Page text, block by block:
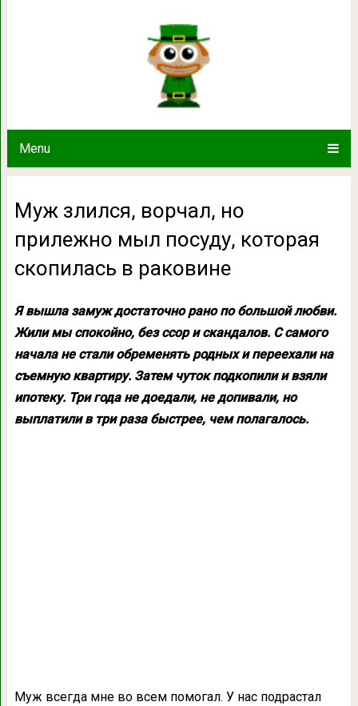
Menu
Муж злился, ворчал, но прилежно
Муж злился, ворчал, но
прилежно мыл посуду, которая
скопилась в раковине
Я вышла замуж достаточно рано по большой любви.
Жили мы спокойно, без ссор и скандалов. С самого
начала не стали обременять родных и переехали на
съемную квартиру. Затем чуток подкопили и взяли
ипотеку. Три года не доедали, не допивали, но
выплатили в три раза быстрее, чем полагалось.
Муж всегда мне во всем помогал. У нас подрастал